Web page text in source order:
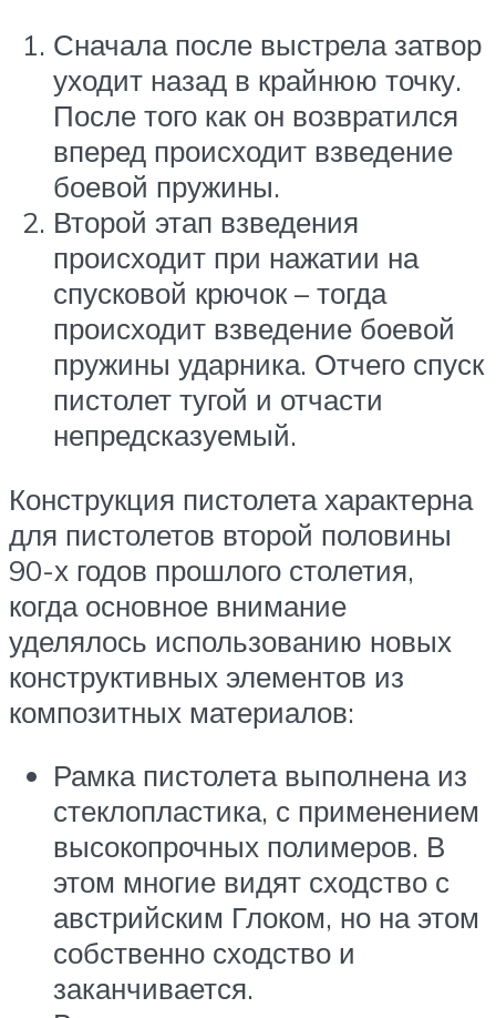
Сначала после выстрела затвор
уходит назад в крайнюю точку.
После того как он возвратился
вперед происходит взведение
боевой пружины.
Второй этап взведения
происходит при нажатии на
спусковой крючок – тогда
происходит взведение боевой
пружины ударника. Отчего спуск
пистолет тугой и отчасти
непредсказуемый.
Конструкция пистолета характерна
для пистолетов второй половины
90-х годов прошлого столетия,
когда основное внимание
уделялось использованию новых
конструктивных элементов из
композитных материалов:
Рамка пистолета выполнена из
стеклопластика, с применением
высокопрочных полимеров. В
этом многие видят сходство с
австрийским Глоком, но на этом
собственно сходство и
заканчивается.